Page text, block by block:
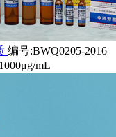
编号:BWQ0205-2016
mL